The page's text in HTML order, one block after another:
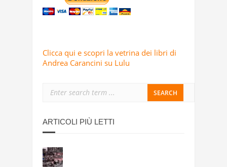
Clicca qui e scopri la vetrina dei libri di
Andrea Carancini su Lulu
ARTICOLI PIÙ LETTI